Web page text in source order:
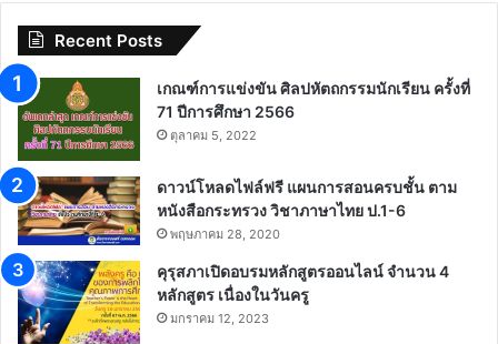
Recent Posts
เกณฑ์การแข่งขัน ศิลปหัตถกรรมนักเรียน ครั้งที่
71 ปีการศึกษา 2566
ตุลาคม 5, 2022
ดาวน์โหลดไฟล์ฟรี แผนการสอนครบชั้น ตาม
หนังสือกระทรวง วิชาภาษาไทย ป.1-6
พฤษภาคม 28, 2020
คุรุสภาเปิดอบรมหลักสูตรออนไลน์ จำนวน 4
หลักสูตร เนื่องในวันครู
มกราคม 12, 2023